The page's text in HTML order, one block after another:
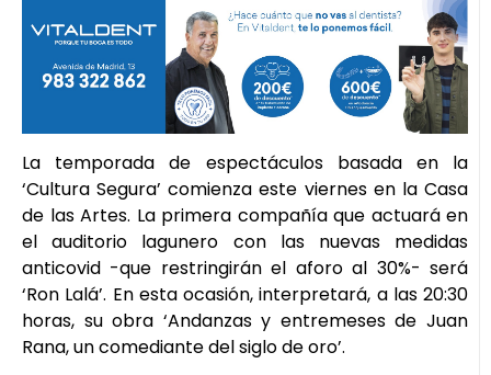
La temporada de espectáculos basada en la
‘Cultura Segura’ comienza este viernes en la Casa
de las Artes. La primera compañía que actuará en
el auditorio lagunero con las nuevas medidas
anticovid -que restringirán el aforo al 30%- será
‘Ron Lalá’. En esta ocasión, interpretará, a las 20:30
horas, su obra ‘Andanzas y entremeses de Juan
Rana, un comediante del siglo de oro’.